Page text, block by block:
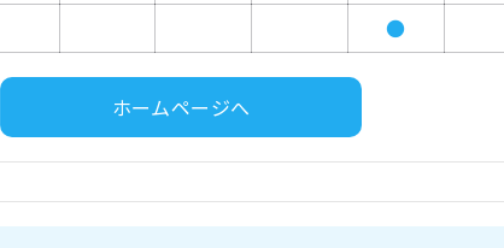
●
ホームページへ